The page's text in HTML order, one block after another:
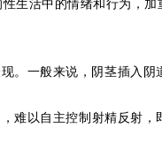
生活中的情绪和行为，加
现。一般来说，阴茎插入
难以自主控制射精反射